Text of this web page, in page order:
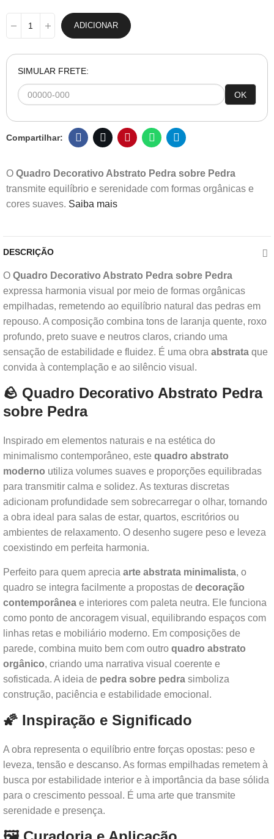
ADICIONAR
SIMULAR FRETE:
OK
O Quadro Decorativo Abstrato Pedra sobre Pedra
transmite equilíbrio e serenidade com formas orgânicas e
cores suaves. Saiba mais
DESCRIÇÃO
O Quadro Decorativo Abstrato Pedra sobre Pedra
expressa harmonia visual por meio de formas orgânicas
empilhadas, remetendo ao equilíbrio natural das pedras em
repouso. A composição combina tons de laranja quente, roxo
profundo, preto suave e neutros claros, criando uma
sensação de estabilidade e fluidez. É uma obra abstrata que
convida à contemplação e ao silêncio visual.
🪨 Quadro Decorativo Abstrato Pedra
sobre Pedra
Inspirado em elementos naturais e na estética do
minimalismo contemporâneo, este quadro abstrato
moderno utiliza volumes suaves e proporções equilibradas
para transmitir calma e solidez. As texturas discretas
adicionam profundidade sem sobrecarregar o olhar, tornando
a obra ideal para salas de estar, quartos, escritórios ou
ambientes de relaxamento. O desenho sugere peso e leveza
coexistindo em perfeita harmonia.
Perfeito para quem aprecia arte abstrata minimalista, o
quadro se integra facilmente a propostas de decoração
contemporânea e interiores com paleta neutra. Ele funciona
como ponto de ancoragem visual, equilibrando espaços com
linhas retas e mobiliário moderno. Em composições de
parede, combina muito bem com outro quadro abstrato
orgânico, criando uma narrativa visual coerente e
sofisticada. A ideia de pedra sobre pedra simboliza
construção, paciência e estabilidade emocional.
🌠 Inspiração e Significado
A obra representa o equilíbrio entre forças opostas: peso e
leveza, tensão e descanso. As formas empilhadas remetem à
busca por estabilidade interior e à importância da base sólida
para o crescimento pessoal. É uma arte que transmite
serenidade e presença.